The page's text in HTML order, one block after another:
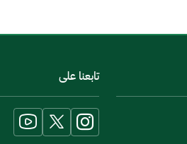
اخبرنا عن تجربتك في هذه الخدمة
تابعنا على